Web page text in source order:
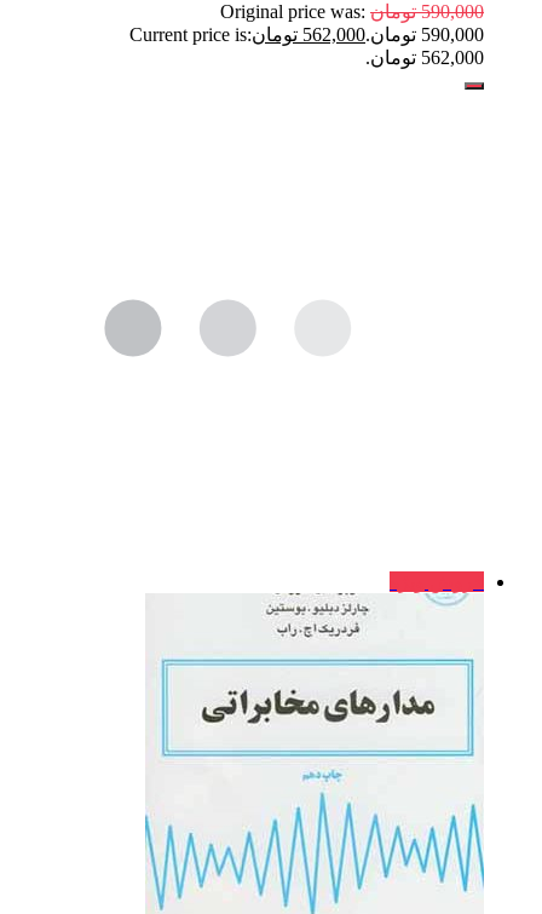
590,000 تومان Original price was:
590,000 تومان.
562,000 تومانCurrent price is:
562,000 تومان.